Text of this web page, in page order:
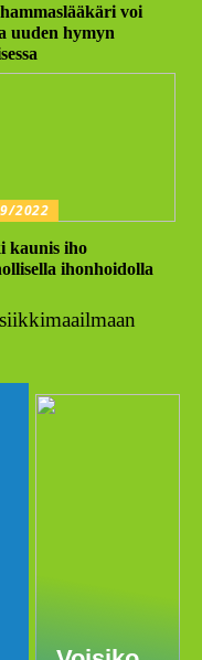
voi
uuden hymyn
2022
kaunis iho
ihonhoidolla